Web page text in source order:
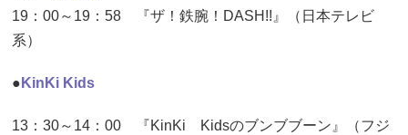
19：00～19：58 『ザ！鉄腕！DASH!!』（日本テレビ
系）
● KinKi Kids
13：30～14：00 『KinKi Kidsのブンブブーン』（フジ